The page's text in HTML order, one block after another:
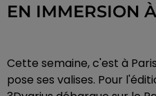
EN IMMERSION
Cette semaine, c'est à
pose ses valises. Pour